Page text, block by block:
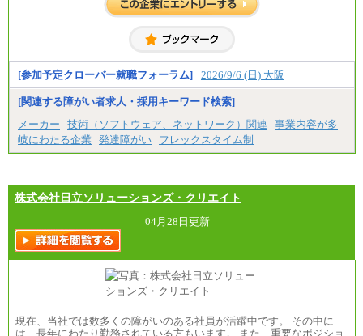
[参加予定クローバー就職フォーラム] 2026/9/6 (日) 大阪
[関連する障がい者求人・採用キーワード検索]
メーカー
技術（ソフトウェア、ネットワーク）関連
事業内容が多
岐にわたる企業
発達障がい フレックスタイム制
株式会社日立ソリューションズ・クリエイト
04月28日更新
現在、当社では数多くの障がいのある社員が活躍中です。 その中に
は、長年にわたり勤務されている方もいます。 また、重要なポジショ